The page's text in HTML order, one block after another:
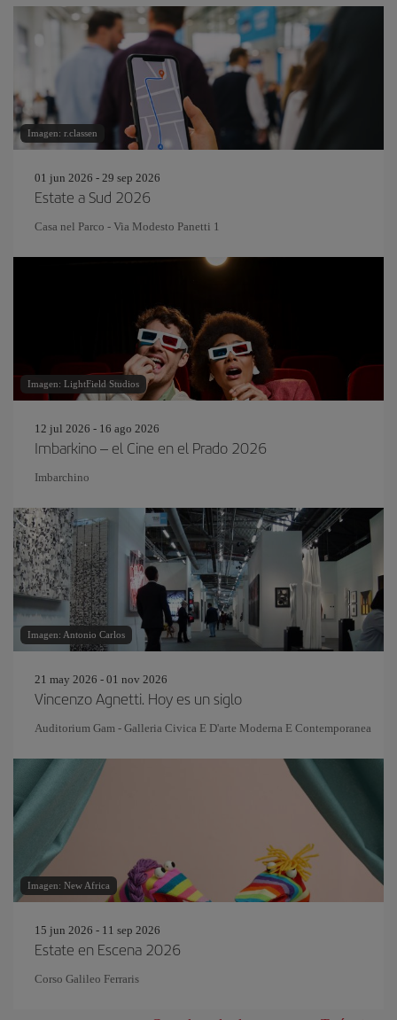
Imagen: r.classen
01 jun 2026 - 29 sep 2026
Estate a Sud 2026
Casa nel Parco - Via Modesto Panetti 1
Imagen: LightField Studios
12 jul 2026 - 16 ago 2026
Imbarkino – el Cine en el Prado 2026
Imbarchino
Imagen: Antonio Carlos
21 may 2026 - 01 nov 2026
Vincenzo Agnetti. Hoy es un siglo
Auditorium Gam - Galleria Civica E D'arte Moderna E Contemporanea
Imagen: New Africa
15 jun 2026 - 11 sep 2026
Estate en Escena 2026
Corso Galileo Ferraris